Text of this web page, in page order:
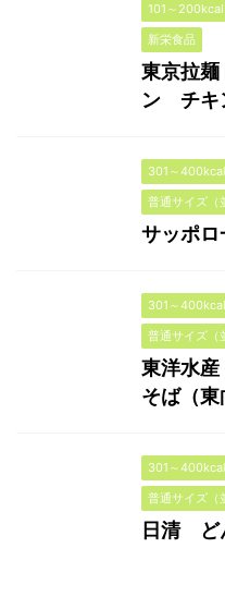
101～200kcal
新栄食品
東京拉
ン チキ
301～400kcal
普通サイズ（
サッポ
301～400kcal
普通サイズ（
東洋水
そば（東
301～400kcal
普通サイズ（
日清 ど